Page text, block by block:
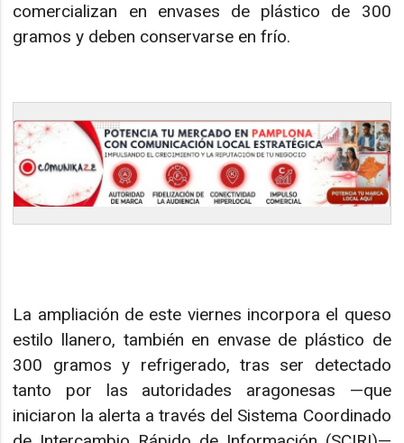
comercializan en envases de plástico de 300
gramos y deben conservarse en frío.
La ampliación de este viernes incorpora el queso
estilo llanero, también en envase de plástico de
300 gramos y refrigerado, tras ser detectado
tanto por las autoridades aragonesas —que
iniciaron la alerta a través del Sistema Coordinado